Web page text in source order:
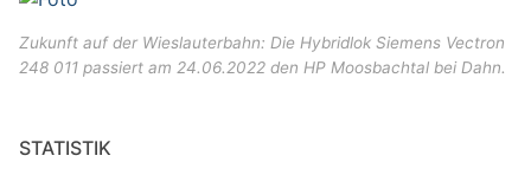
Zukunft auf der Wieslauterbahn: Die Hybridlok Siemens Vectron
248 011 passiert am 24.06.2022 den HP Moosbachtal bei Dahn.
STATISTIK